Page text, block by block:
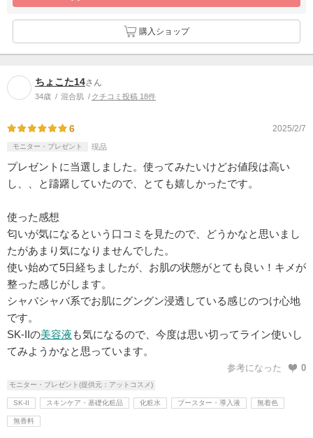
購入ショップ
ちょこた14さん
34歳 混合肌 クチコミ投稿 18件
6 2025/2/7
モニター・プレゼント 現品
プレゼントに当選しました。使ってみたいけどお値段は高い
し、、と躊躇していたので、とても嬉しかったです。
使った感想
匂いが気になるという口コミを見たので、どうかなと思いまし
たがあまり気になりませんでした。
使い始めて5日経ちましたが、お肌の状態がとても良い！キメが
整った感じがします。
シャバシャバ系でお肌にグングン浸透している感じのつけ心地
です。
SK-IIの美容液 も気になるので、今度は思い切ってライン使いし
てみようかなと思っています。
参考になった 0
モニター・プレゼント(提供元：アットコスメ)
SK-II スキンケア・基礎化粧品 化粧水 ブースター・導入液 無着色
無香料